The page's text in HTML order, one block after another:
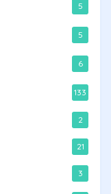
5
5
6
133
2
21
3